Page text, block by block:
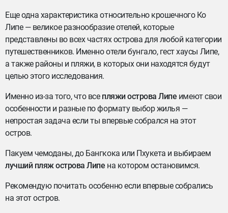
Еще одна характеристика относительно крошечного Ко
Липе — великое разнообразие отелей, которые
представлены во всех частях острова для любой категории
путешественников. Именно отели бунгало, гест хаусы Липе,
а также районы и пляжи, в которых они находятся будут
целью этого исследования.
Именно из-за того, что все пляжи острова Липе имеют свои
особенности и разные по формату выбор жилья —
непростая задача если ты впервые собрался на этот
остров.
Пакуем чемоданы, до Бангкока или Пхукета и выбираем
лучший пляж острова Липе на котором остановимся.
Рекомендую почитать особенно если впервые собрались
на этот остров.